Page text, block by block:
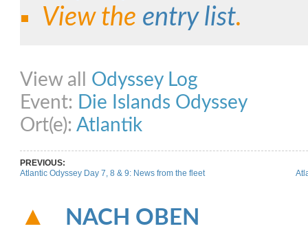
View the entry list.
View all Odyssey Log
Event: Die Islands Odyssey
Ort(e): Atlantik
PREVIOUS:
Atlantic Odyssey Day 7, 8 & 9: News from the fleet
NACH OBEN